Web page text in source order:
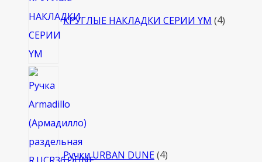
КРУГЛЫЕ НАКЛАДКИ СЕРИИ YM 4
Ручки URBAN DUNE 4